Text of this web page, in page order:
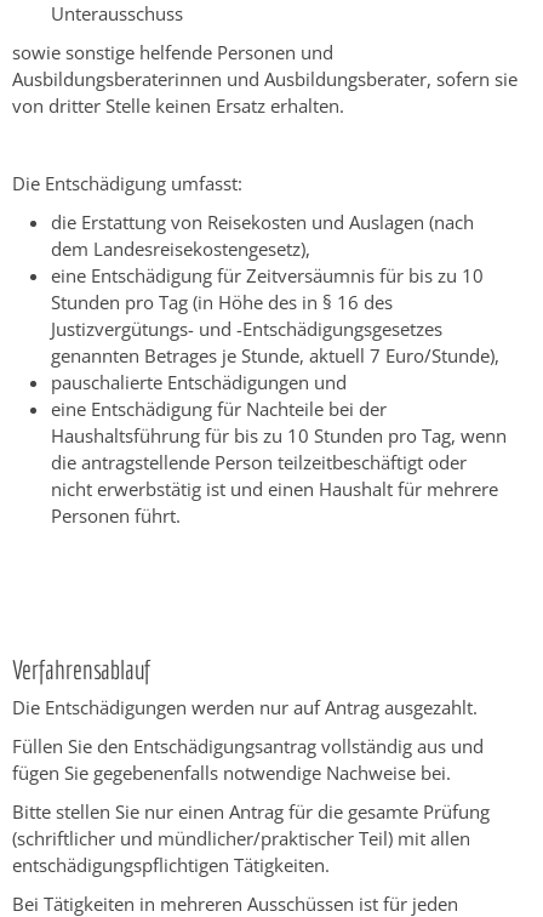
Unterausschuss
sowie sonstige helfende Personen und
Ausbildungsberaterinnen und Ausbildungsberater, sofern sie
von dritter Stelle keinen Ersatz erhalten.
Die Entschädigung umfasst:
die Erstattung von Reisekosten und Auslagen (nach
dem Landesreisekostengesetz),
eine Entschädigung für Zeitversäumnis für bis zu 10
Stunden pro Tag (in Höhe des in § 16 des
Justizvergütungs- und -Entschädigungsgesetzes
genannten Betrages je Stunde, aktuell 7 Euro/Stunde),
pauschalierte Entschädigungen und
eine Entschädigung für Nachteile bei der
Haushaltsführung für bis zu 10 Stunden pro Tag, wenn
die antragstellende Person teilzeitbeschäftigt oder
nicht erwerbstätig ist und einen Haushalt für mehrere
Personen führt.
Verfahrensablauf
Die Entschädigungen werden nur auf Antrag ausgezahlt.
Füllen Sie den Entschädigungsantrag vollständig aus und
fügen Sie gegebenenfalls notwendige Nachweise bei.
Bitte stellen Sie nur einen Antrag für die gesamte Prüfung
(schriftlicher und mündlicher/praktischer Teil) mit allen
entschädigungspflichtigen Tätigkeiten.
Bei Tätigkeiten in mehreren Ausschüssen ist für jeden